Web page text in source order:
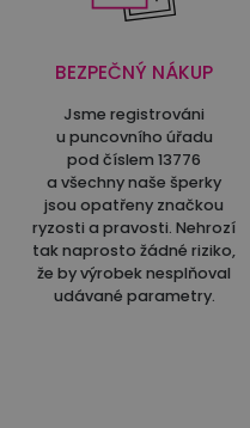
BEZPEČNÝ NÁKUP
Jsme registrováni
u puncovního úřadu
pod číslem 13776
a všechny naše šperky
jsou opatřeny značkou
ryzosti a pravosti. Nehrozí
tak naprosto žádné riziko,
že by výrobek nesplňoval
udávané parametry.